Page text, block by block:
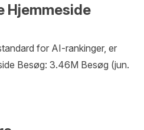
Hjemmeside
for AI-rankinger, er
Besøg: 3.46M Besøg (jun.